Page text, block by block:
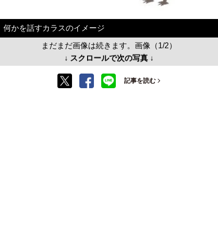
何かを話すカラスのイメージ
まだまだ画像は続きます。画像（1/2）
↓ スクロールで次の写真 ↓
記事を読む